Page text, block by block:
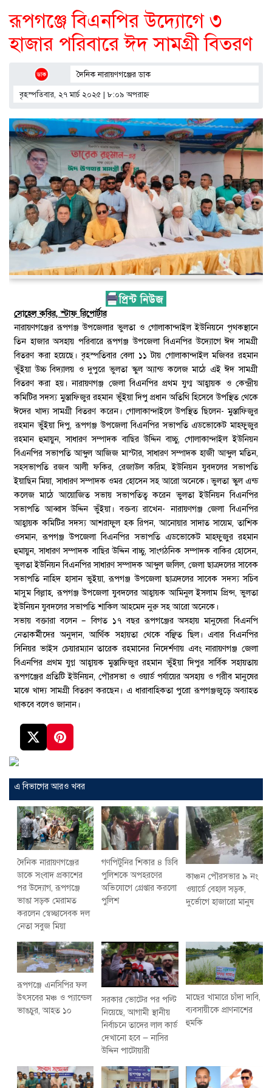
রূপগঞ্জে বিএনপির উদ্যোগে ৩
হাজার পরিবারে ঈদ সামগ্রী বিতরণ
দৈনিক নারায়ণগঞ্জের ডাক
বৃহস্পতিবার, ২৭ মার্চ ২০২৫ | ৮:০৯ অপরাহ্ণ
সোহেল কবির, স্টাফ রিপোর্টার
নারায়ণগঞ্জের রূপগঞ্জ উপজেলার ভুলতা ও গোলাকান্দাইল ইউনিয়নে পৃথকস্থানে
তিন হাজার অসহায় পরিবারে রূপগঞ্জ উপজেলা বিএনপির উদ্যোগে ঈদ সামগ্রী
বিতরণ করা হয়েছে। বৃহস্পতিবার বেলা ১১ টায় গোলাকান্দাইল মজিবর রহমান
ভুঁইয়া উচ্চ বিদ্যালয় ও দুপুরে ভুলতা স্কুল অ্যান্ড কলেজ মাঠে এই ঈদ সামগ্রী
বিতরণ করা হয়। নারায়ণগঞ্জ জেলা বিএনপির প্রথম যুগ্ম আহ্বায়ক ও কেন্দ্রীয়
কমিটির সদস্য মুস্তাফিজুর রহমান ভুঁইয়া দিপু প্রধান অতিথি হিসেবে উপস্থিত থেকে
ঈদের খাদ্য সামগ্রী বিতরণ করেন। গোলাকান্দাইলে উপস্থিত ছিলেন- মুস্তাফিজুর
রহমান ভুঁইয়া দিপু, রূপগঞ্জ উপজেলা বিএনপির সভাপতি এডভোকেট মাহফুজুর
রহমান হুমায়ুন, সাধারণ সম্পাদক বাছির উদ্দিন বাচ্চু, গোলাকান্দাইল ইউনিয়ন
বিএনপির সভাপতি আব্দুল আজিজ মাস্টার, সাধারণ সম্পাদক হাজী আব্দুল মতিন,
সহসভাপতি রজব আলী ফকির, রেজাউল করিম, ইউনিয়ন যুবদলের সভাপতি
ইয়াছিন মিয়া, সাধারণ সম্পাদক ওমর হোসেন সহ আরো অনেকে। ভুলতা স্কুল এন্ড
কলেজ মাঠে আয়োজিত সভায় সভাপতিত্ব করেন ভুলতা ইউনিয়ন বিএনপির
সভাপতি আব্বাস উদ্দিন ভুঁইয়া। বক্তব্য রাখেন- নারায়ণগঞ্জ জেলা বিএনপির
আহ্বায়ক কমিটির সদস্য আশরাফুল হক রিপন, আনোয়ার সাদাত সায়েম, তাশিক
ওসমান, রূপগঞ্জ উপজেলা বিএনপির সভাপতি এডভোকেট মাহফুজুর রহমান
হুমায়ুন, সাধারণ সম্পাদক বাছির উদ্দিন বাচ্চু, সাংগঠনিক সম্পাদক বাকির হোসেন,
ভুলতা ইউনিয়ন বিএনপির সাধারণ সম্পাদক আব্দুল জলিল, জেলা ছাত্রদলের সাবেক
সভাপতি নাহিদ হাসান ভুইয়া, রূপগঞ্জ উপজেলা ছাত্রদলের সাবেক সদস্য সচিব
মাসুম বিল্লাহ, রূপগঞ্জ উপজেলা যুবদলের আহ্বায়ক আমিনুল ইসলাম প্রিন্স, ভুলতা
ইউনিয়ন যুবদলের সভাপতি শাকিল আহমেদ নুরু সহ আরো অনেকে।
সভায় বক্তারা বলেন – বিগত ১৭ বছর রূপগঞ্জের অসহায় মানুষেরা বিএনপি
নেতাকর্মীদের অনুদান, আর্থিক সহায়তা থেকে বঞ্ছিত ছিল। এবার বিএনপির
সিনিয়র ভাইস চেয়ারম্যান তারেক রহমানের নিদের্শণায় এবং নারায়ণগঞ্জ জেলা
বিএনপির প্রথম যুগ্ন আহ্বায়ক মুস্তাফিজুর রহমান ভুঁইয়া দিপুর সার্বিক সহায়তায়
রূপগঞ্জের প্রতিটি ইউনিয়ন, পৌরসভা ও ওয়ার্ড পর্যায়ের অসহায় ও গরীব মানুষের
মাঝে খাদ্য সামগ্রী বিতরণ করছেন। এ ধারাবাহিকতা পুরো রূপগঞ্জজুড়ে অব্যাহত
থাকবে বলেও জানান।
এ বিভাগের আরও খবর
দৈনিক নারায়ণগঞ্জের
ডাকে সংবাদ প্রকাশের
পর উদ্যোগ, রূপগঞ্জে
ভাঙা সড়ক মেরামত
করলেন স্বেচ্ছাসেবক দল
নেতা সবুজ মিয়া
গণপিটুনির শিকার ৪ ডিবি
পুলিশকে অপহরণের
অভিযোগে গ্রেপ্তার করলো
পুলিশ
কাঞ্চন পৌরসভার ৯ নং
ওয়ার্ডে বেহাল সড়ক,
দুর্ভোগে হাজারো মানুষ
রূপগঞ্জে এনসিপির ফল
উৎসবের মঞ্চ ও প্যান্ডেল
ভাঙচুর, আহত ১০
সরকার ভোটের পর পল্টি
নিয়েছে, আগামী স্থানীয়
নির্বাচনে তাদের লাল কার্ড
দেখানো হবে — নাসির
উদ্দিন পাটোয়ারী
মাছের খামারে চাঁদা দাবি,
ব্যবসায়ীকে প্রাণনাশের
হুমকি